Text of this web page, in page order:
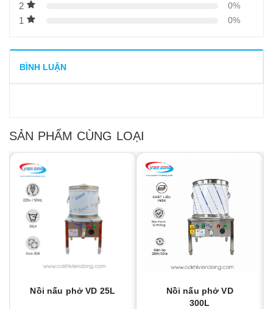
2 0%
1 0%
BÌNH LUẬN
SẢN PHẨM CÙNG LOẠI
Nồi nấu phở VD 25L
Nồi nấu phở VD
300L